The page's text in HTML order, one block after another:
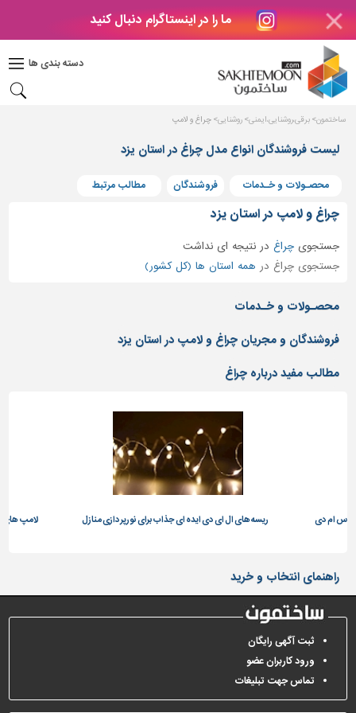
ما را در اینستاگرام دنبال کنید
دسته بندی ها
دکوراسیون
بتن
های
بتنی
و
پنجره
مصالح
ساختمانی
نرده
و
حفاظ
کفپوش
محوطه
سازی
نما
ساخت
ساز
ساختمون برقی،روشنایی،ایمنی روشنایی چراغ و لامپ
لیست فروشندگان انواع مدل چراغ در استان یزد
محصـولات و خـدمات فروشندگان مطالب مرتبط
چراغ و لامپ در استان یزد
جستجویچراغ درنتیجه ای نداشت
جستجوی چراغ در همه استان ها (کل کشور)
محصـولات و خـدمات
فروشندگان و مجریان چراغ و لامپ در استان یزد
مطالب مفید درباره چراغ
اس ام دی ریسه های ال ای دی ایده ای جذاب برای نورپردازی منازل لامپ های
راهنمای انتخاب و خرید
ثبت آگهی رایگان
ورود کاربران عضو
تماس جهت تبلیغات